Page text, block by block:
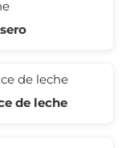
de leche